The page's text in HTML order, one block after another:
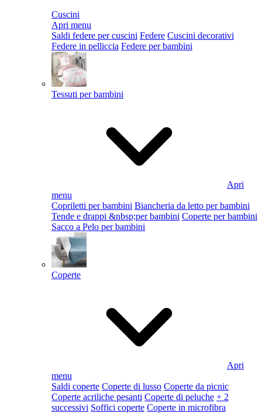
Cuscini
Apri menu
Saldi federe per cuscini Federe Cuscini decorativi
Federe in pelliccia Federe per bambini
Tessuti per bambini
Apri
menu
Copriletti per bambini Biancheria da letto per bambini
Tende e drappi &nbsp;per bambini Coperte per bambini
Sacco a Pelo per bambini
Coperte
Apri
menu
Saldi coperte Coperte di lusso Coperte da picnic
Coperte acriliche pesanti Coperte di peluche + 2
successivi Soffici coperte Coperte in microfibra